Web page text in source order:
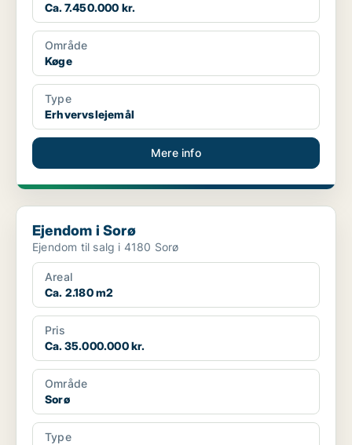
Ca. 7.450.000 kr.
Område
Køge
Type
Erhvervslejemål
Mere info
Ejendom i Sorø
Ejendom i Sorø
Ejendom til salg i 4180 Sorø
Areal
Ca. 2.180 m2
Pris
Ca. 35.000.000 kr.
Område
Sorø
Type